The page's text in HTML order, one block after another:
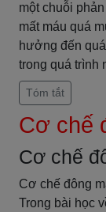
một chuỗi
mất máu quá
hưởng đến
trong quá trình
Tóm tắt
Cơ chế
Cơ chế
Cơ chế đông
Trong bài học